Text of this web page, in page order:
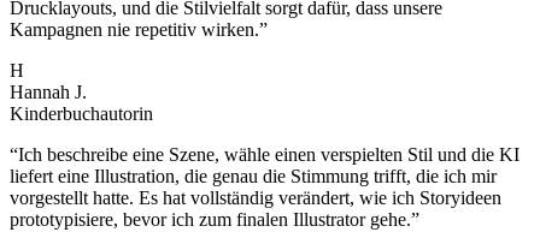
Drucklayouts, und die Stilvielfalt sorgt dafür, dass unsere
Kampagnen nie repetitiv wirken.”
H
Hannah J.
Kinderbuchautorin
“Ich beschreibe eine Szene, wähle einen verspielten Stil und die KI
liefert eine Illustration, die genau die Stimmung trifft, die ich mir
vorgestellt hatte. Es hat vollständig verändert, wie ich Storyideen
prototypisiere, bevor ich zum finalen Illustrator gehe.”